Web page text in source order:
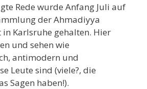
Rede wurde Anfang Juli auf
der Ahmadiyya
Karlsruhe gehalten. Hier
und sehen wie
antimodern und
Leute sind (viele?, die
Sagen haben!).